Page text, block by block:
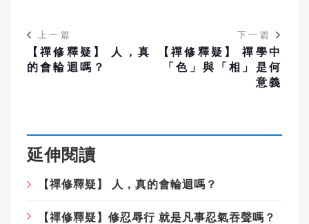
上一篇
【禪修釋疑】 人，真
的會輪迴嗎？
下一篇
【禪修釋疑】 禪學中
「色」與「相」是何
意義
延伸閱讀
【禪修釋疑】 人，真的會輪迴嗎？
【禪修釋疑】修忍辱行 就是凡事忍氣吞聲嗎？